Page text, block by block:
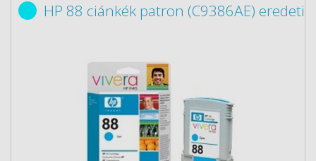
HP 88 ciánkék patron (C9386AE) eredeti